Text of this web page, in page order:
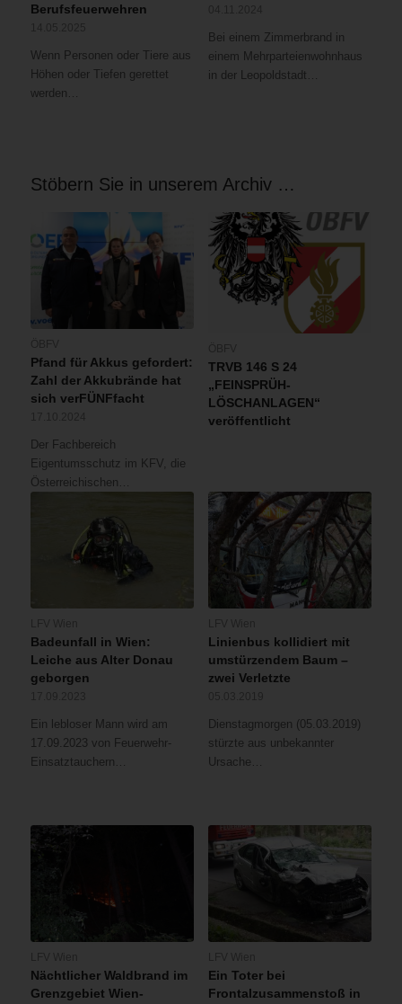
Berufsfeuerwehren
Wenn Personen oder Tiere aus
Höhen oder Tiefen gerettet
werden…
Bei einem Zimmerbrand in
einem Mehrparteienwohnhaus
in der Leopoldstadt…
Stöbern Sie in unserem Archiv …
Pfand für Akkus gefordert:
Zahl der Akkubrände hat
sich verFÜNFfacht
Der Fachbereich
Eigentumsschutz im KFV, die
Österreichischen…
TRVB 146 S 24
„FEINSPRÜH-
LÖSCHANLAGEN“
veröffentlicht
Badeunfall in Wien:
Leiche aus Alter Donau
geborgen
Ein lebloser Mann wird am
17.09.2023 von Feuerwehr-
Einsatztauchern…
Linienbus kollidiert mit
umstürzendem Baum –
zwei Verletzte
Dienstagmorgen (05.03.2019)
stürzte aus unbekannter
Ursache…
Nächtlicher Waldbrand im
Grenzgebiet Wien-
Ein Toter bei
Frontalzusammenstoß in